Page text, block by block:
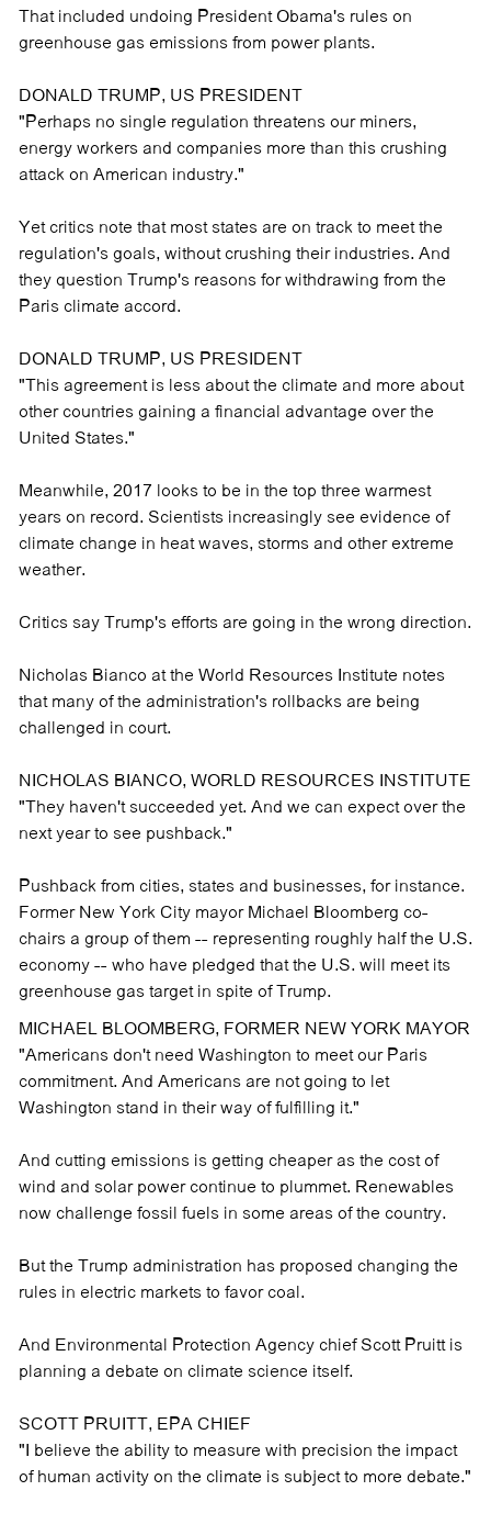
That included undoing President Obama's rules on
greenhouse gas emissions from power plants.
DONALD TRUMP, US PRESIDENT
"Perhaps no single regulation threatens our miners,
energy workers and companies more than this crushing
attack on American industry."
Yet critics note that most states are on track to meet the
regulation's goals, without crushing their industries. And
they question Trump's reasons for withdrawing from the
Paris climate accord.
DONALD TRUMP, US PRESIDENT
"This agreement is less about the climate and more about
other countries gaining a financial advantage over the
United States."
Meanwhile, 2017 looks to be in the top three warmest
years on record. Scientists increasingly see evidence of
climate change in heat waves, storms and other extreme
weather.
Critics say Trump's efforts are going in the wrong direction.
Nicholas Bianco at the World Resources Institute notes
that many of the administration's rollbacks are being
challenged in court.
NICHOLAS BIANCO, WORLD RESOURCES INSTITUTE
"They haven't succeeded yet. And we can expect over the
next year to see pushback."
Pushback from cities, states and businesses, for instance.
Former New York City mayor Michael Bloomberg co-
chairs a group of them -- representing roughly half the U.S.
economy -- who have pledged that the U.S. will meet its
greenhouse gas target in spite of Trump.
MICHAEL BLOOMBERG, FORMER NEW YORK MAYOR
"Americans don't need Washington to meet our Paris
commitment. And Americans are not going to let
Washington stand in their way of fulfilling it."
And cutting emissions is getting cheaper as the cost of
wind and solar power continue to plummet. Renewables
now challenge fossil fuels in some areas of the country.
But the Trump administration has proposed changing the
rules in electric markets to favor coal.
And Environmental Protection Agency chief Scott Pruitt is
planning a debate on climate science itself.
SCOTT PRUITT, EPA CHIEF
"I believe the ability to measure with precision the impact
of human activity on the climate is subject to more debate."